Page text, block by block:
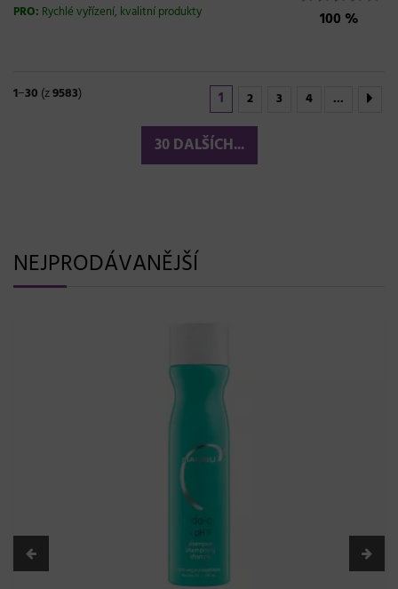
100 %
PRO: Rychlé vyřízení, kvalitní produkty
1−30 (z9583) 1 2 3 4 ...
30 DALŠÍCH...
NEJPRODÁVANĚJŠÍ
Barva na obočí a řasy RefectoCil 15 ml -
Skladem 20 a více ks
Do košíku